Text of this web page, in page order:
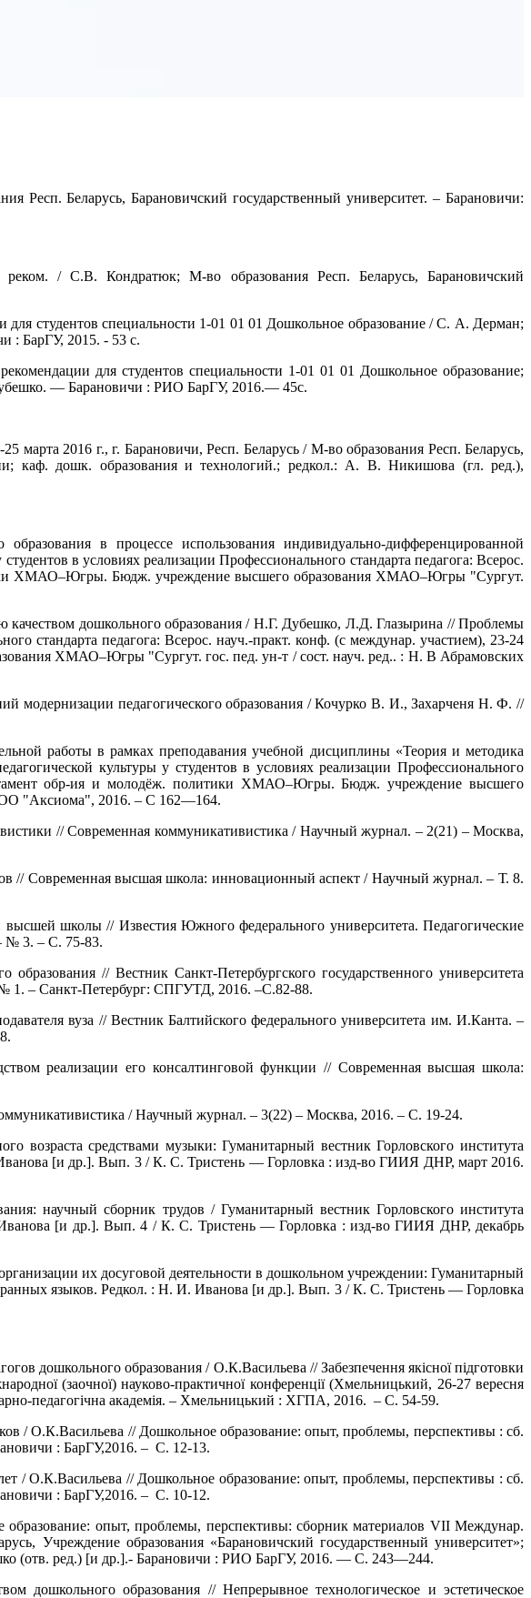
Беларусь, Барановичский государственный университет. – Барановичи:
/ С.В. Кондратюк; М-во образования Респ. Беларусь, Барановичский
студентов специальности 1-01 01 01 Дошкольное образование / С. А. Дерман;
: БарГУ, 2015. - 53 с.
для студентов специальности 1-01 01 01 Дошкольное образование;
— Барановичи : РИО БарГУ, 2016.— 45с.
2016 г., г. Барановичи, Респ. Беларусь / М-во образования Респ. Беларусь,
каф. дошк. образования и технологий.; редкол.: А. В. Никишова (гл. ред.),
в процессе использования индивидуально-дифференцированной
в условиях реализации Профессионального стандарта педагога: Всерос.
ХМАО–Югры. Бюдж. учреждение высшего образования ХМАО–Югры "Сургут.
дошкольного образования / Н.Г. Дубешко, Л.Д. Глазырина // Проблемы
стандарта педагога: Всерос. науч.-практ. конф. (с междунар. участием), 23-24
ХМАО–Югры "Сургут. гос. пед. ун-т / сост. науч. ред.. : Н. В Абрамовских
модернизации педагогического образования / Кочурко В. И., Захарченя Н. Ф. //
работы в рамках преподавания учебной дисциплины «Теория и методика
культуры у студентов в условиях реализации Профессионального
обр-ия и молодёж. политики ХМАО–Югры. Бюдж. учреждение высшего
"Аксиома", 2016. – С 162—164.
// Современная коммуникативистика / Научный журнал. – 2(21) – Москва,
// Современная высшая школа: инновационный аспект / Научный журнал. – Т. 8.
школы // Известия Южного федерального университета. Педагогические
№ 3. – С. 75-83.
// Вестник Санкт-Петербургского государственного университета
1. – Санкт-Петербург: СПГУТД, 2016. –С.82-88.
вуза // Вестник Балтийского федерального университета им. И.Канта. –
реализации его консалтинговой функции // Современная высшая школа:
/ Научный журнал. – 3(22) – Москва, 2016. – С. 19-24.
возраста средствами музыки: Гуманитарный вестник Горловского института
[и др.]. Вып. 3 / К. С. Тристень — Горловка : изд-во ГИИЯ ДНР, март 2016.
научный сборник трудов / Гуманитарный вестник Горловского института
Иванова [и др.]. Вып. 4 / К. С. Тристень — Горловка : изд-во ГИИЯ ДНР, декабрь
их досуговой деятельности в дошкольном учреждении: Гуманитарный
языков. Редкол. : Н. И. Иванова [и др.]. Вып. 3 / К. С. Тристень — Горловка
дошкольного образования / О.К.Васильева // Забезпечення якісної підготовки
(заочної) науково-практичної конференції (Хмельницький, 26-27 вересня
педагогічна академія. – Хмельницький : ХГПА, 2016. – С. 54-59.
/ О.К.Васильева // Дошкольное образование: опыт, проблемы, перспективы : сб.
: БарГУ,2016. – С. 12-13.
/ О.К.Васильева // Дошкольное образование: опыт, проблемы, перспективы : сб.
: БарГУ,2016. – С. 10-12.
опыт, проблемы, перспективы: сборник материалов VII Междунар.
Учреждение образования «Барановичский государственный университет»;
(отв. ред.) [и др.].- Барановичи : РИО БарГУ, 2016. — С. 243—244.
образования // Непрерывное технологическое и эстетическое